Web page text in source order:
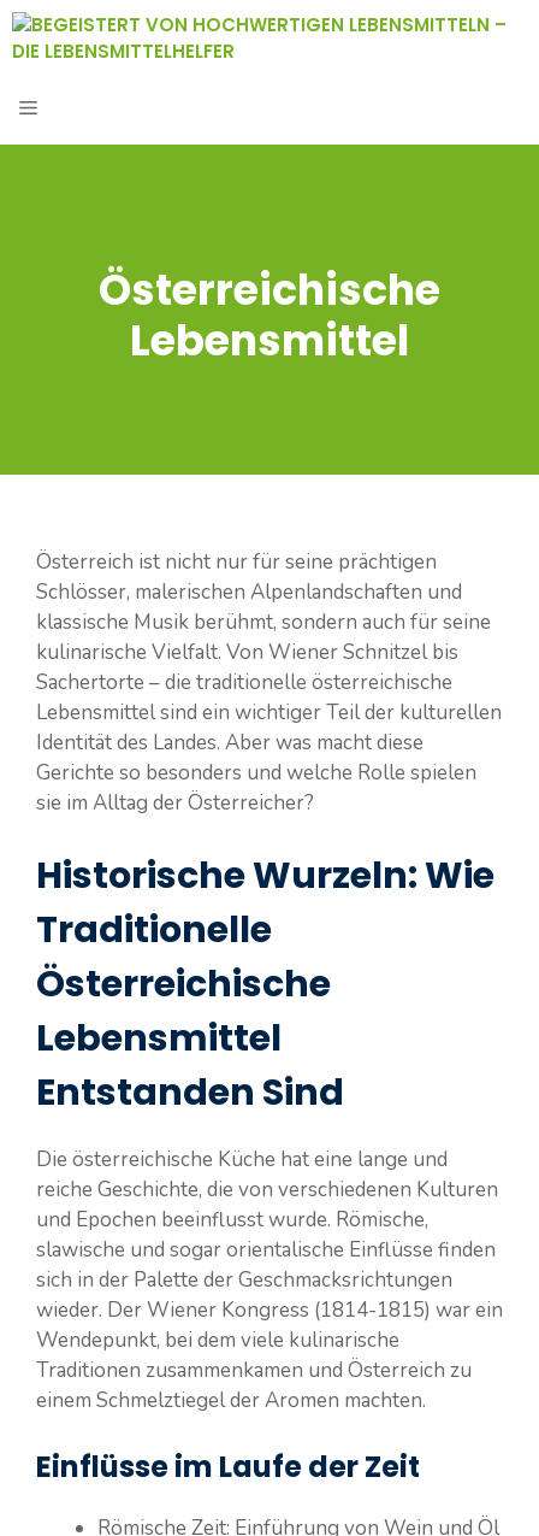
Zum
Inhalt
MENÜ
Österreichische
Lebensmittel
Österreich ist nicht nur für seine prächtigen
Schlösser, malerischen Alpenlandschaften und
klassische Musik berühmt, sondern auch für seine
kulinarische Vielfalt. Von Wiener Schnitzel bis
Sachertorte – die traditionelle österreichische
Lebensmittel sind ein wichtiger Teil der kulturellen
Identität des Landes. Aber was macht diese
Gerichte so besonders und welche Rolle spielen
sie im Alltag der Österreicher?
Historische Wurzeln: Wie
Traditionelle
Österreichische
Lebensmittel
Entstanden Sind
Die österreichische Küche hat eine lange und
reiche Geschichte, die von verschiedenen Kulturen
und Epochen beeinflusst wurde. Römische,
slawische und sogar orientalische Einflüsse finden
sich in der Palette der Geschmacksrichtungen
wieder. Der Wiener Kongress (1814-1815) war ein
Wendepunkt, bei dem viele kulinarische
Traditionen zusammenkamen und Österreich zu
einem Schmelztiegel der Aromen machten.
Einflüsse im Laufe der Zeit
Römische Zeit: Einführung von Wein und Öl